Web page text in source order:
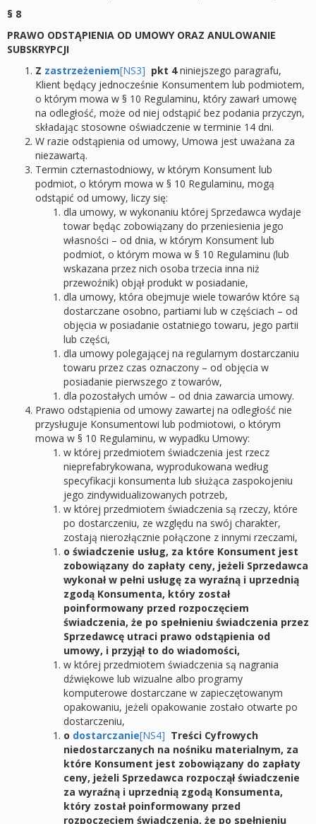
§ 8
PRAWO ODSTĄPIENIA OD UMOWY ORAZ ANULOWANIE
SUBSKRYPCJI
Z zastrzeżeniem[NS3] pkt 4niniejszego paragrafu,
Klient będący jednocześnie Konsumentem lub podmiotem,
o którym mowa w § 10 Regulaminu, który zawarł umowę
na odległość, może od niej odstąpić bez podania przyczyn,
składając stosowne oświadczenie w terminie 14 dni.
W razie odstąpienia od umowy, Umowa jest uważana za
niezawartą.
Termin czternastodniowy, w którym Konsument lub
podmiot, o którym mowa w § 10 Regulaminu, mogą
odstąpić od umowy, liczy się:
dla umowy, w wykonaniu której Sprzedawca wydaje
towar będąc zobowiązany do przeniesienia jego
własności – od dnia, w którym Konsument lub
podmiot, o którym mowa w § 10 Regulaminu (lub
wskazana przez nich osoba trzecia inna niż
przewoźnik) objął produkt w posiadanie,
dla umowy, która obejmuje wiele towarów które są
dostarczane osobno, partiami lub w częściach – od
objęcia w posiadanie ostatniego towaru, jego partii
lub części,
dla umowy polegającej na regularnym dostarczaniu
towaru przez czas oznaczony – od objęcia w
posiadanie pierwszego z towarów,
dla pozostałych umów – od dnia zawarcia umowy.
Prawo odstąpienia od umowy zawartej na odległość nie
przysługuje Konsumentowi lub podmiotowi, o którym
mowa w § 10 Regulaminu, w wypadku Umowy:
w której przedmiotem świadczenia jest rzecz
nieprefabrykowana, wyprodukowana według
specyfikacji konsumenta lub służąca zaspokojeniu
jego zindywidualizowanych potrzeb,
w której przedmiotem świadczenia są rzeczy, które
po dostarczeniu, ze względu na swój charakter,
zostają nierozłącznie połączone z innymi rzeczami,
o świadczenie usług, za które Konsument jest
zobowiązany do zapłaty ceny, jeżeli Sprzedawca
wykonał w pełni usługę za wyraźną i uprzednią
zgodą Konsumenta, który został
poinformowany przed rozpoczęciem
świadczenia, że po spełnieniu świadczenia przez
Sprzedawcę utraci prawo odstąpienia od
umowy, i przyjął to do wiadomości,
w której przedmiotem świadczenia są nagrania
dźwiękowe lub wizualne albo programy
komputerowe dostarczane w zapieczętowanym
opakowaniu, jeżeli opakowanie zostało otwarte po
dostarczeniu,
o dostarczanie[NS4] Treści Cyfrowych
niedostarczanych na nośniku materialnym, za
które Konsument jest zobowiązany do zapłaty
ceny, jeżeli Sprzedawca rozpoczął świadczenie
za wyraźną i uprzednią zgodą Konsumenta,
który został poinformowany przed
rozpoczęciem świadczenia, że po spełnieniu